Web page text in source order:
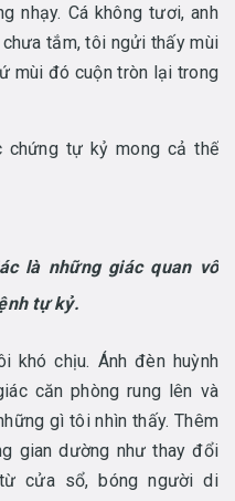
nhạy. Cá không tươi, anh
tắm, tôi ngửi thấy mùi
mùi đó cuộn tròn lại trong
là những giác quan vô
tự kỷ.
khó chịu. Ánh đèn huỳnh
căn phòng rung lên và
gì tôi nhìn thấy. Thêm
gian dường như thay đổi
cửa sổ, bóng người di